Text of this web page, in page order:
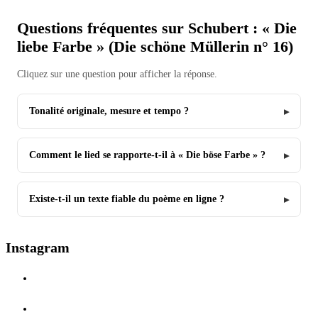
Questions fréquentes sur Schubert : « Die
liebe Farbe » (Die schöne Müllerin n° 16)
Cliquez sur une question pour afficher la réponse.
Tonalité originale, mesure et tempo ?
Comment le lied se rapporte-t-il à « Die böse Farbe » ?
Existe-t-il un texte fiable du poème en ligne ?
Instagram